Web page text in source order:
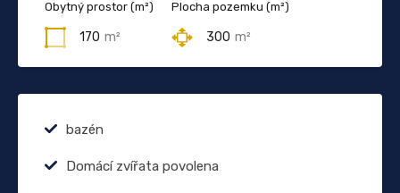
Obytný prostor (m²)
170 m²
Plocha pozemku (m²)
300 m²
bazén
Domácí zvířata povolena